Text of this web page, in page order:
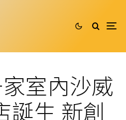
室內沙威
誕生 新創